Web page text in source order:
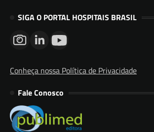
SIGA O PORTAL HOSPITAIS BRASIL
Conheça nossa Política de Privacidade
Fale Conosco